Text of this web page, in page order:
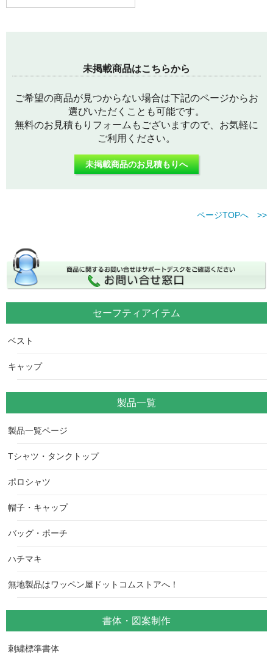
未掲載商品はこちらから
ご希望の商品が見つからない場合は下記のページからお
選びいただくことも可能です。
無料のお見積もりフォームもございますので、お気軽に
ご利用ください。
未掲載商品のお見積もりへ
ページTOPへ >>
セーフティアイテム
ベスト
キャップ
製品一覧
製品一覧ページ
Tシャツ・タンクトップ
ポロシャツ
帽子・キャップ
バッグ・ポーチ
ハチマキ
無地製品はワッペン屋ドットコムストアへ！
書体・図案制作
刺繍標準書体